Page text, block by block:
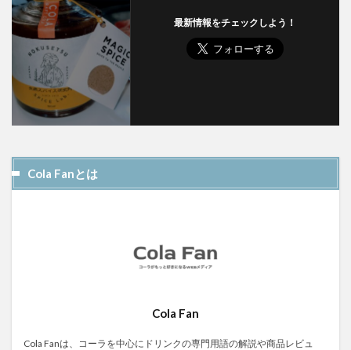
最新情報をチェックしよう！
Cola Fanとは
Cola Fan
Cola Fanは、コーラを中心にドリンクの専門用語の解説や商品レビュ